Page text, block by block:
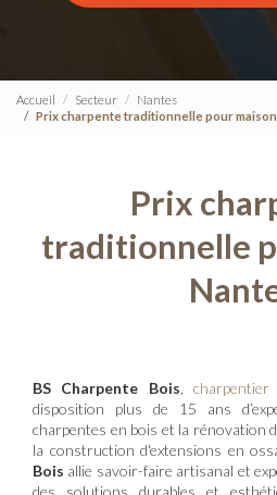
Accueil Secteur
Nantes
Prix charpente traditionnelle pour
Prix
traditionnelle
BS Charpente Bois
disposition plus de 15 ans
charpentes en bois et la rénovation
la construction d'extensions en
Bois allie savoir-faire artisanal et
des solutions durables et